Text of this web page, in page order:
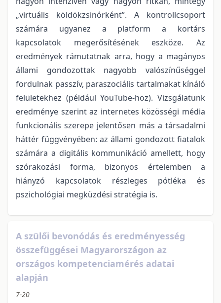
„virtuális köldökzsinórként”. A kontrollcsoport
számára ugyanez a platform a kortárs
kapcsolatok megerősítésének eszköze. Az
eredmények rámutatnak arra, hogy a magányos
állami gondozottak nagyobb valószínűséggel
fordulnak passzív, paraszociális tartalmakat kínáló
felületekhez (például YouTube-hoz). Vizsgálatunk
eredménye szerint az internetes közösségi média
funkcionális szerepe jelentősen más a társadalmi
háttér függvényében: az állami gondozott fiatalok
számára a digitális kommunikáció amellett, hogy
szórakozási forma, bizonyos értelemben a
hiányzó kapcsolatok részleges pótléka és
pszichológiai megküzdési stratégia is.
A szülői bevonódás és eredményesség
összefüggései Magyarországon az
országos kompetenciamérés adatai
alapján
7-20